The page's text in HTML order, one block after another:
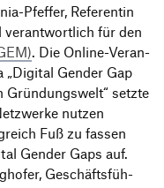
Pfeffer, Refe­rentin
verant­wort­lich für den
. Die Online-Veran­
Digital Gender Gap
Grün­dungs­welt“ setzte
nutzen
Fuß zu fassen
Gender Gaps auf.
Geschäfts­füh­